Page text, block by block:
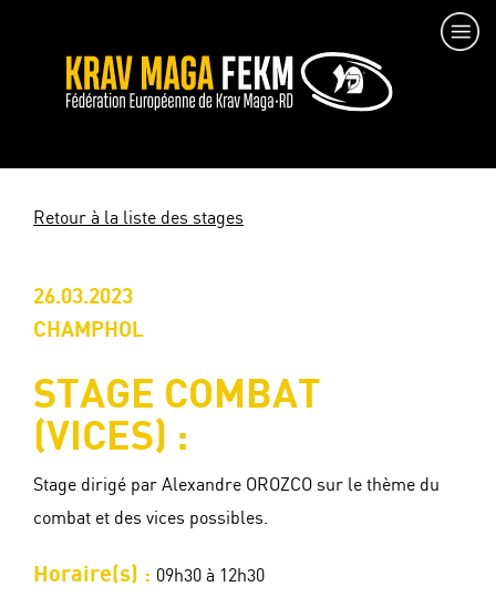
Retour à la liste des stages
26.03.2023
CHAMPHOL
STAGE COMBAT
(VICES) :
Stage dirigé par Alexandre OROZCO sur le thème du
combat et des vices possibles.
Horaire(s) : 09h30 à 12h30